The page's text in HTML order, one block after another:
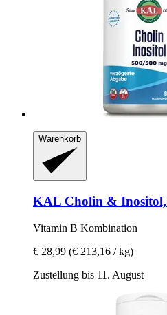
Warenkorb
KAL Cholin & Inositol,
Vitamin B Kombination
€ 28,99 (€ 213,16 / kg)
Zustellung bis 11. August